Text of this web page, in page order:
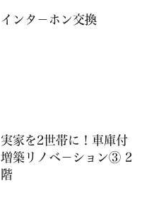
インタ－ホン交換
実家を2世帯に！車庫付
増築リノベ－ション③ 2
階